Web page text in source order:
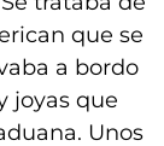
que se
a bordo
joyas que
Unos